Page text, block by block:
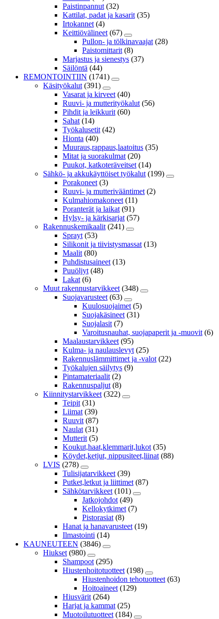
Paistinpannut (32)
Kattilat, padat ja kasarit (35)
Irtokannet (4)
Keittiövälineet (67)
Pullon- ja tölkinavaajat (28)
Paistomittarit (8)
Marjastus ja sienestys (37)
Säilöntä (44)
REMONTOINTIIN (1741)
Käsityökalut (391)
Vasarat ja kirveet (40)
Ruuvi- ja mutterityökalut (56)
Pihdit ja leikkurit (60)
Sahat (14)
Työkalusetit (42)
Hionta (40)
Muuraus,rappaus,laatoitus (35)
Mitat ja suorakulmat (20)
Puukot, katkoteräveitset (14)
Sähkö- ja akkukäyttöiset työkalut (199)
Porakoneet (3)
Ruuvi- ja mutterivääntimet (2)
Kulmahiomakoneet (11)
Poranterät ja laikat (91)
Hylsy- ja kärkisarjat (57)
Rakennuskemikaalit (241)
Sprayt (53)
Silikonit ja tiivistysmassat (13)
Maalit (80)
Puhdistusaineet (13)
Puuöljyt (48)
Lakat (6)
Muut rakennustarvikkeet (348)
Suojavarusteet (63)
Kuulosuojaimet (5)
Suojakäsineet (31)
Suojalasit (7)
Varoitusnauhat, suojapaperit ja -muovit (6)
Maalaustarvikkeet (95)
Kulma- ja naulauslevyt (25)
Rakennuslämmittimet ja -valot (22)
Työkalujen säilytys (9)
Pintamateriaalit (2)
Rakennuspaljut (8)
Kiinnitystarvikkeet (322)
Teipit (31)
Liimat (39)
Ruuvit (87)
Naulat (31)
Mutterit (5)
Koukut,haat,klemmarit,lukot (35)
Köydet,ketjut, nippusiteet,liinat (88)
LVIS (278)
Tulisijatarvikkeet (39)
Putket,letkut ja liittimet (87)
Sähkötarvikkeet (101)
Jatkojohdot (49)
Kellokytkimet (7)
Pistorasiat (8)
Hanat ja hanavarusteet (19)
Ilmastointi (14)
KAUNEUTEEN (3846)
Hiukset (980)
Shampoot (295)
Hiustenhoitotuotteet (198)
Hiustenhoidon tehotuotteet (63)
Hoitoaineet (129)
Hiusvärit (264)
Harjat ja kammat (25)
Muotoilutuotteet (184)